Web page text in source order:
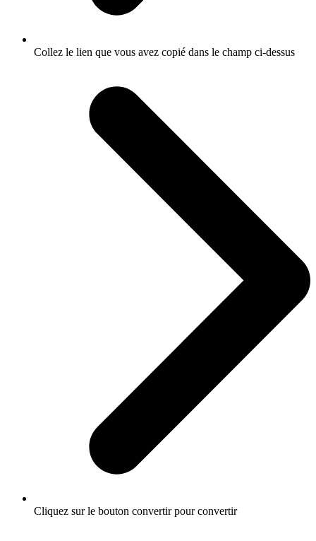
Collez le lien que vous avez copié dans le champ ci-dessus
Cliquez sur le bouton convertir pour convertir